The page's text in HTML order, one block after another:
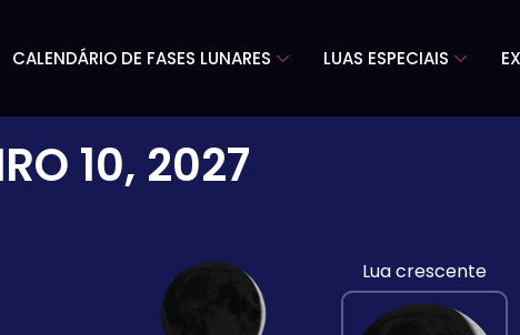
CALENDÁRIO DE FASES LUNARES LUAS ESPECIAIS
10, 2027
Lua crescente